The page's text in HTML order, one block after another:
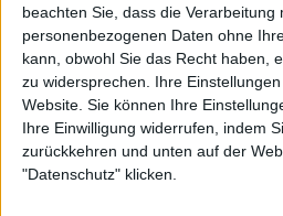
beachten Sie, dass die Verarbeitung
personenbezogenen Daten ohne
kann, obwohl Sie das Recht haben,
zu widersprechen. Ihre
Website. Sie können Ihre
Ihre Einwilligung widerrufen, indem
zurückkehren und unten auf der
"Datenschutz" klicken.
Interessante Alben finden
Auf der Suche nach neuer Mucke?
aktuell38634Reviews und lass Dich